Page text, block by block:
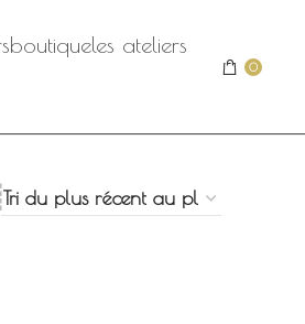
boutiqueles ateliers
0